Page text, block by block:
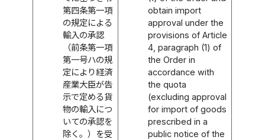
第四条第一項
の規定による
輸入の承認
（前条第一項
第一号ハの規
定により経済
産業大臣が告
示で定める貨
物の輸入につ
いての承認を
除く。）を受
obtain import
approval under the
provisions of Article
4, paragraph (1) of
the Order in
accordance with
the quota
(excluding approval
for import of goods
prescribed in a
public notice of the